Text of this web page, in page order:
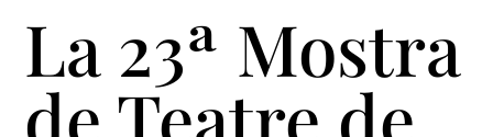
La 23ª Mostra
de Teatre de